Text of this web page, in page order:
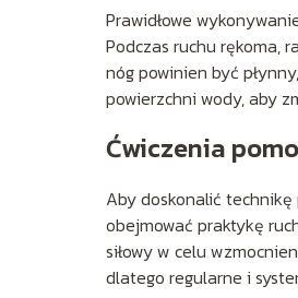
Prawidłowe
Podczas ruchu rękoma,
nóg powinien być
powierzchni wody, aby
Ćwiczenia
Aby doskonalić
obejmować praktykę
siłowy w celu
dlatego regularne i